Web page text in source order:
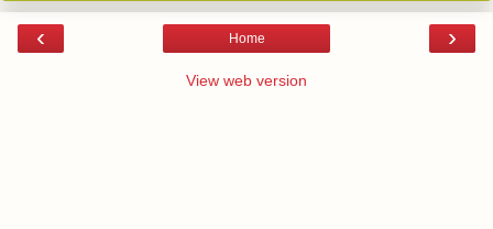
‹ ›
Home
View web version